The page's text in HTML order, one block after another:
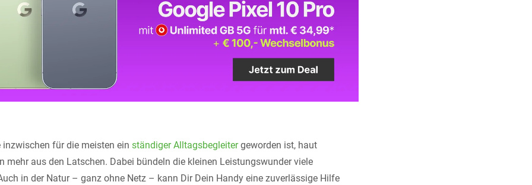
für die meisten ein ständiger Alltagsbegleitergeworden ist, haut
mehr aus den Latschen. Dabei bündeln die kleinen Leistungswunder viele
in der Natur – ganz ohne Netz – kann Dir Dein Handy eine zuverlässige Hilfe